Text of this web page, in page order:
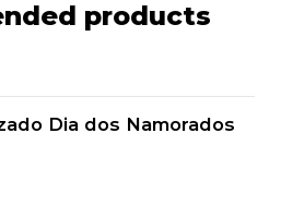
products
Dia dos Namorados